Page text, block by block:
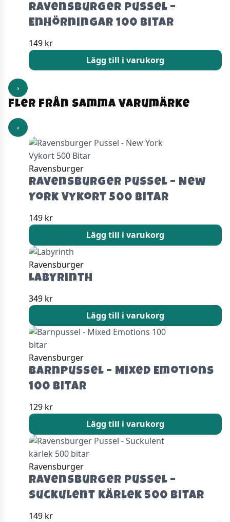
Ravensburger Pussel –
Enhörningar 100 bitar
149 kr
Lägg till i varukorg
›
Fler från samma varumärke
‹
Ravensburger
Ravensburger Pussel – New
York Vykort 500 Bitar
149 kr
Lägg till i varukorg
Ravensburger
Labyrinth
349 kr
Lägg till i varukorg
Ravensburger
Barnpussel – Mixed Emotions
100 bitar
129 kr
Lägg till i varukorg
Ravensburger
Ravensburger Pussel –
Suckulent kärlek 500 bitar
149 kr